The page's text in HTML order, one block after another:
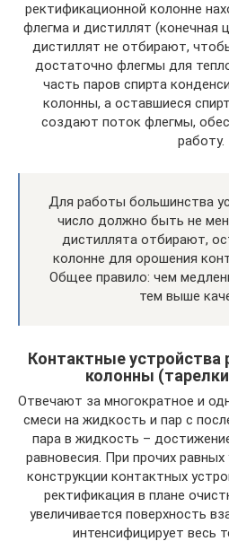
ректификационной колонне
флегма и дистиллят (конечная
дистиллят не отбирают,
достаточно флегмы для
часть паров спирта
колонны, а оставшиеся
создают поток флегмы,
работу.
Для работы большинства
число должно быть не
дистиллята отбирают,
колонне для орошения
Общее правило: чем
тем выше
Контактные устройства
колонны
Отвечают за многократное и
смеси на жидкость и пар с
пара в жидкость –
равновесия. При прочих
конструкции контактных
ректификация в плане
увеличивается поверхность
интенсифицирует весь